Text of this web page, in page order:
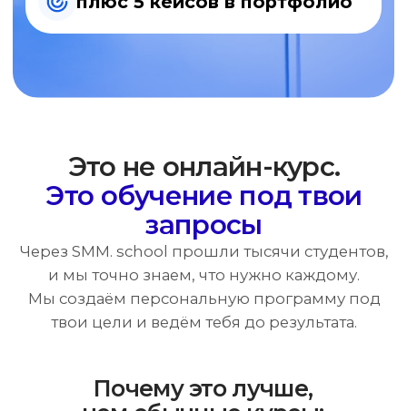
кейсами иполучаешь опыт
сразу
не тратишь время на лишнее —
фокус только на важном